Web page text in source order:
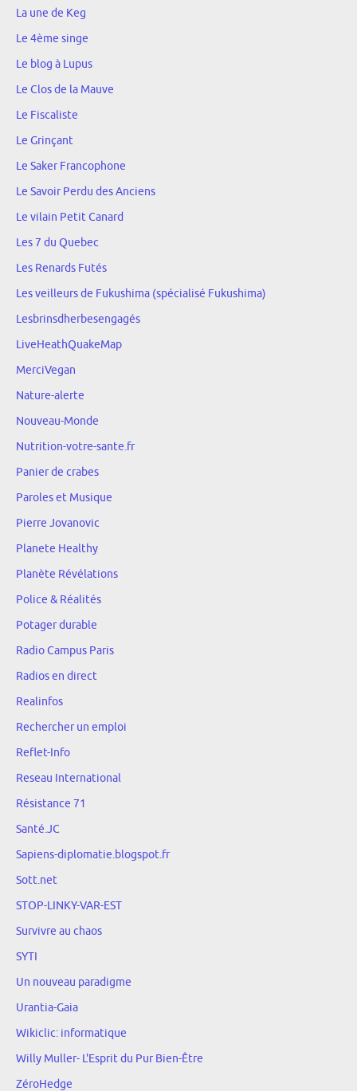
La une de Keg
Le 4ème singe
Le blog à Lupus
Le Clos de la Mauve
Le Fiscaliste
Le Grinçant
Le Saker Francophone
Le Savoir Perdu des Anciens
Le vilain Petit Canard
Les 7 du Quebec
Les Renards Futés
Les veilleurs de Fukushima (spécialisé Fukushima)
Lesbrinsdherbesengagés
LiveHeathQuakeMap
MerciVegan
Nature-alerte
Nouveau-Monde
Nutrition-votre-sante.fr
Panier de crabes
Paroles et Musique
Pierre Jovanovic
Planete Healthy
Planète Révélations
Police & Réalités
Potager durable
Radio Campus Paris
Radios en direct
Realinfos
Rechercher un emploi
Reflet-Info
Reseau International
Résistance 71
Santé.JC
Sapiens-diplomatie.blogspot.fr
Sott.net
STOP-LINKY-VAR-EST
Survivre au chaos
SYTI
Un nouveau paradigme
Urantia-Gaia
Wikiclic: informatique
Willy Muller- L'Esprit du Pur Bien-Être
ZéroHedge